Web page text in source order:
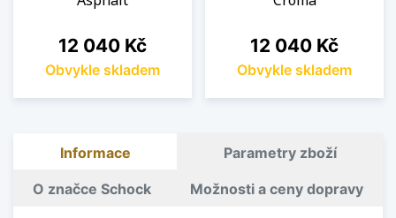
Cena
12 040 Kč
Obvykle skladem
Cena
12 040 Kč
Obvykle skladem
Informace Parametry zboží
O značce Schock Možnosti a ceny dopravy